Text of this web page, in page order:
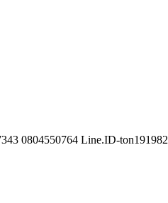
0804550764 Line.ID-ton191982